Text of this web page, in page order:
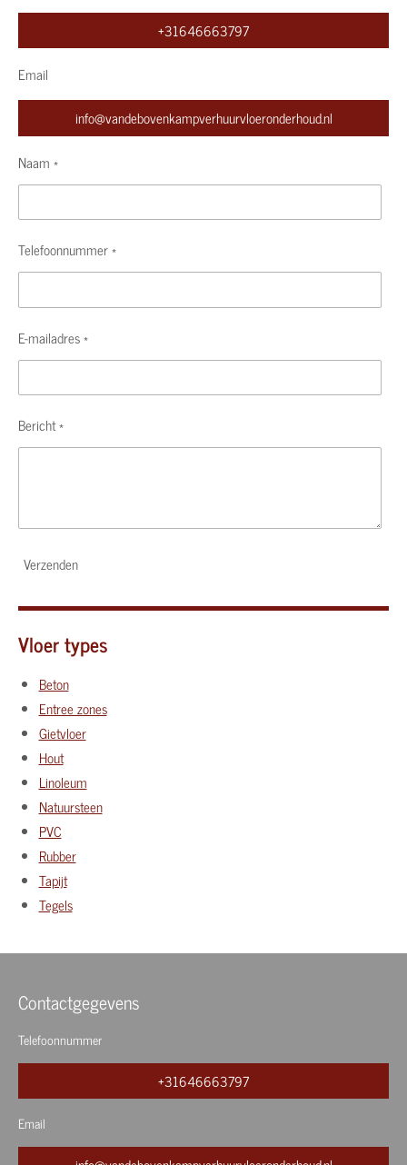
+31646663797
Email
info@vandebovenkampverhuurvloeronderhoud.nl
Naam *
Telefoonnummer *
E-mailadres *
Bericht *
Verzenden
Vloer types
Beton
Entree zones
Gietvloer
Hout
Linoleum
Natuursteen
PVC
Rubber
Tapijt
Tegels
Contactgegevens
Telefoonnummer
+31646663797
Email